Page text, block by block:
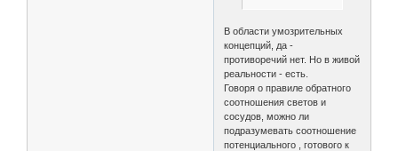
В области умозрительных
концепций, да -
противоречий нет. Но в живой
реальности - есть.
Говоря о правиле обратного
соотношения светов и
сосудов, можно ли
подразумевать соотношение
потенциального , готового к